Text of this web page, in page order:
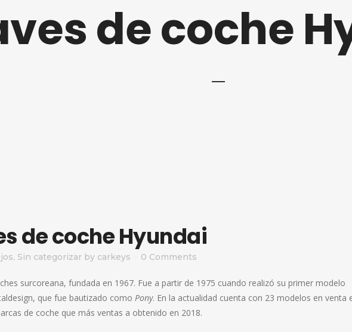
de coche
de coche Hyundai
, Sin categorizar by carkeys 0 Comments
surcoreana, fundada en 1967. Fue a partir de 1975 cuando realizó su primer modelo
que fue bautizado como Pony. En la actualidad cuenta con 23 modelos en venta
de coche que más ventas a obtenido en 2018.